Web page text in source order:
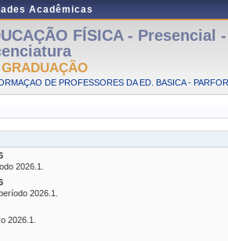
Acadêmicas
FÍSICA - Presencial
DE PROFESSORES DA ED. BASICA - PARFOR
2026.1.
2026.1.
2026.1.